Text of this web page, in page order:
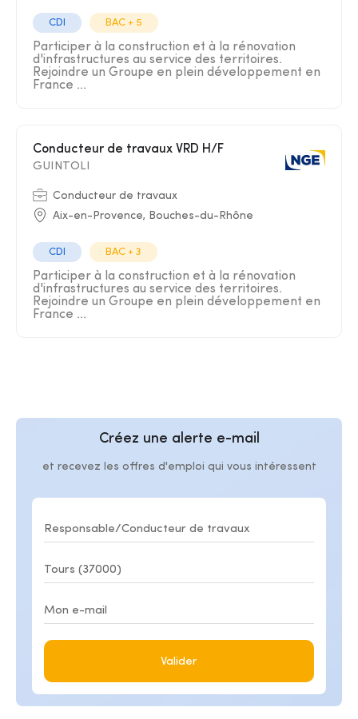
CDI BAC + 5
Participer à la construction et à la rénovation
d'infrastructures au service des territoires.
Rejoindre un Groupe en plein développement en
France ...
Conducteur de travaux VRD H/F
GUINTOLI
Conducteur de travaux
Aix-en-Provence, Bouches-du-Rhône
CDI BAC + 3
Participer à la construction et à la rénovation
d'infrastructures au service des territoires.
Rejoindre un Groupe en plein développement en
France ...
Créez une alerte e-mail
et recevez les offres d'emploi qui vous intéressent
Valider